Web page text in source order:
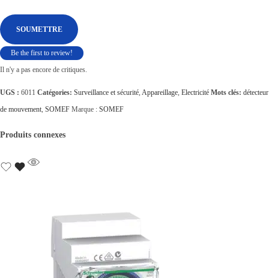
Be the first to review!
Il n'y a pas encore de critiques.
UGS : 6011 Catégories: Surveillance et sécurité, Appareillage, Electricité Mots clés: détecteur
de mouvement, SOMEF Marque : SOMEF
Produits connexes